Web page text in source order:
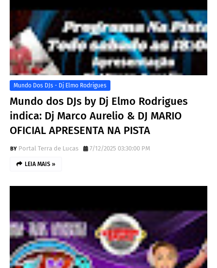
Mundo Dos DJs - Dj Elmo Rodrigues
Mundo dos DJs by Dj Elmo Rodrigues
indica: Dj Marco Aurelio & DJ MARIO
OFICIAL APRESENTA NA PISTA
Portal Terra de Lucas 7/12/2025 03:30:00 PM
LEIA MAIS »